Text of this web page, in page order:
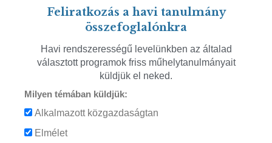
Feliratkozás a havi tanulmány
összefoglalónkra
Havi rendszerességű levelünkben az általad
választott programok friss műhelytanulmányait
küldjük el neked.
Milyen témában küldjük:
Alkalmazott közgazdaságtan
Elmélet